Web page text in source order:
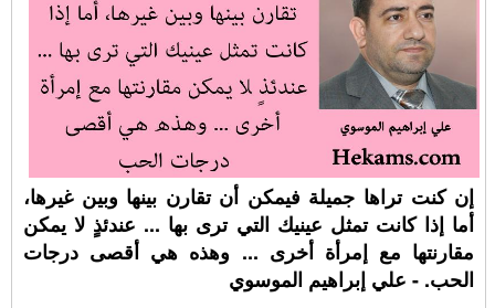
إن كنت تراها جميلة فيمكن أن تقارن بينها وبين غيرها،
أما إذا كانت تمثل عينيك التي ترى بها ... عندئذٍ لا يمكن
مقارنتها مع إمرأة أخرى ... وهذه هي أقصى درجات
الحب. - علي إبراهيم الموسوي